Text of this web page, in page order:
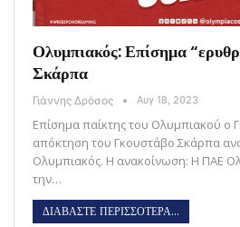
Ολυμπιακός: Επίσημα
Σκάρπα
Γιάννης Δρόσος Αυγ 18, 2023
Επίσημα παίκτης του Ολυμπιακού ο
απόκτηση του Γκουστάβο Σκάρπα
Ολυμπιακός. Η ανακοίνωση: Η ΠΑΕ
την…
ΔΙΑΒΑΣΤΕ ΠΕΡΙΣΣΟΤΕΡΑ...